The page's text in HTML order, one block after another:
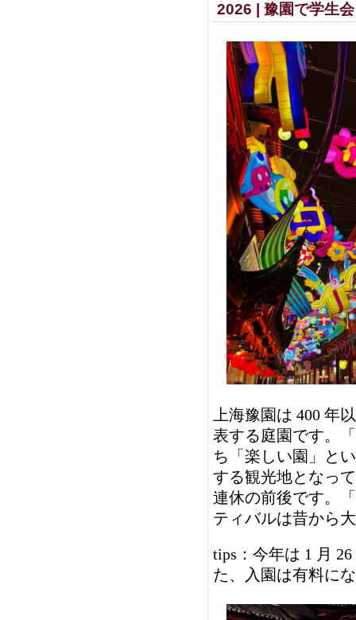
2026 | 豫園で学生
上海豫園は 400 年
表する庭園です。
ち「楽しい園」と
する観光地となっ
連休の前後です。
ティバルは昔から
tips：今年は 1 月
た、入園は有料に